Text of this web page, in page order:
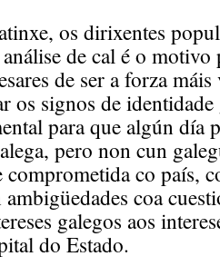
os dirixentes
de cal é o motivo
de ser a forza
os signos de
para que algún día
pero non cun
comprometida co país,
coa
galegos aos
do Estado.